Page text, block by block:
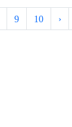
9 10 ›